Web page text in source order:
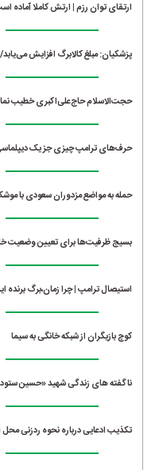
ارتقای توان رزم | ارتش کاملا آماده
پزشکیان: مبلغ کالابرگ افزایش
حجت‌الاسلام حاج‌علی‌اکبری خطیب
حرف‌های ترامپ چیزی جز یک
حمله به مواضع مزدوران سعودی با
بسیج ظرفیت‌ها برای تعیین وضعیت
استیصال ترامپ | چرا زمان،برگ
کوچ بازیگران از شبکه خانگی به سیما
ناگفته های زندگی شهید «حسین
تکذیب ادعایی درباره نحوه ردزنی محل